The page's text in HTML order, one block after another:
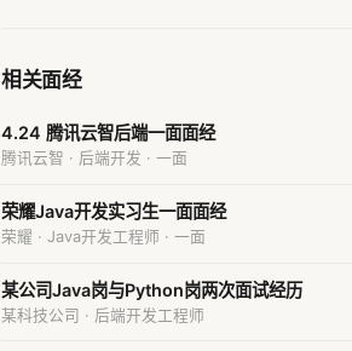
相关面经
4.24 腾讯云智后端一面面经
腾讯云智 · 后端开发 · 一面
荣耀Java开发实习生一面面经
荣耀 · Java开发工程师 · 一面
某公司Java岗与Python岗两次面试经历
某科技公司 · 后端开发工程师